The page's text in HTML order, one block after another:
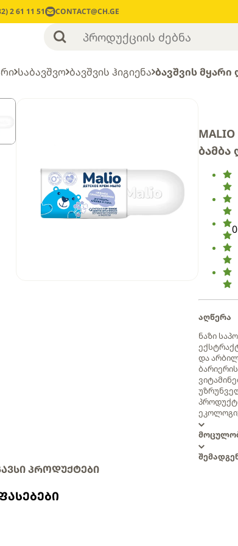
2 61 11 51 CONTACT@CH.GE
საბავშვო ბავშვის ჰიგიენა ბავშვის
ბამბა
0
აღწერა
ნაზი
და
ᲞᲠᲝᲓᲣᲥᲢᲔᲑᲘ